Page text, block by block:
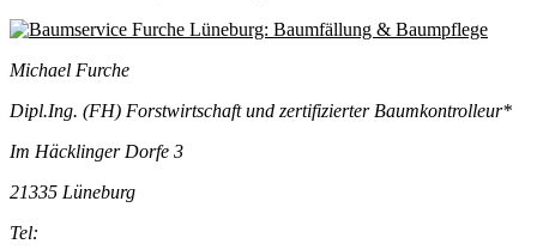
Michael Furche
Dipl.Ing. (FH) Forstwirtschaft und zertifizierter Baumkontrolleur*
Im Häcklinger Dorfe 3
21335 Lüneburg
Tel: